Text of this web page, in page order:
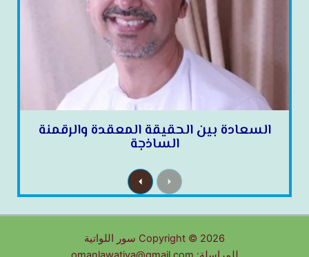
السعادة بين الحقيقة المعقدة والرقمنة
الساذجة
P
r
e
i
u
s
N
e
x
Copyright © 2026 سور اللواتية